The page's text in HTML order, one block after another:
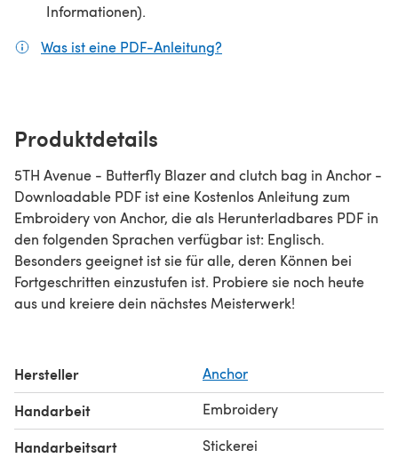
Informationen).
Was ist eine PDF-Anleitung?
Produktdetails
5TH Avenue - Butterfly Blazer and clutch bag in Anchor -
Downloadable PDF ist eine Kostenlos Anleitung zum
Embroidery von Anchor, die als Herunterladbares PDF in
den folgenden Sprachen verfügbar ist: Englisch.
Besonders geeignet ist sie für alle, deren Können bei
Fortgeschritten einzustufen ist. Probiere sie noch heute
aus und kreiere dein nächstes Meisterwerk!
Hersteller Anchor
Handarbeit Embroidery
Handarbeitsart Stickerei